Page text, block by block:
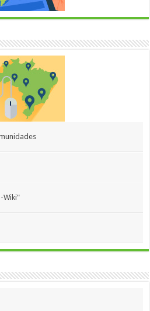
Wiki"